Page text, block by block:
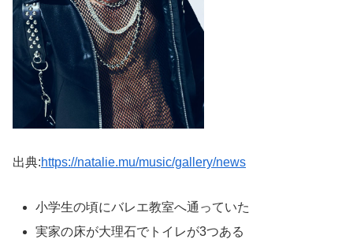
出典:https://natalie.mu/music/gallery/news
小学生の頃にバレエ教室へ通っていた
実家の床が大理石でトイレが3つある